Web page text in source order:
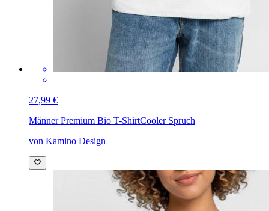
27,99 €
Männer Premium Bio T-ShirtCooler Spruch
von Kamino Design